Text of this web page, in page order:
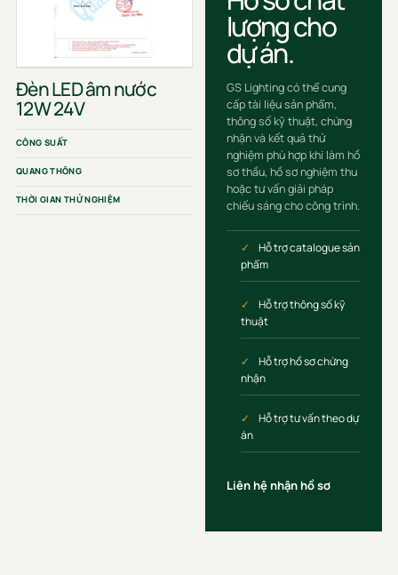
Đèn LED âm nước
12W 24V
CÔNG SUẤT
QUANG THÔNG
THỜI GIAN THỬ NGHIỆM
lượng cho
dự án.
GS Lighting có thể cung
cấp tài liệu sản phẩm,
thông số kỹ thuật, chứng
nhận và kết quả thử
nghiệm phù hợp khi làm hồ
sơ thầu, hồ sơ nghiệm thu
hoặc tư vấn giải pháp
chiếu sáng cho công trình.
Hỗ trợ catalogue sản
phẩm
Hỗ trợ thông số kỹ
thuật
Hỗ trợ hồ sơ chứng
nhận
Hỗ trợ tư vấn theo dự
án
Liên hệ nhận hồ sơ